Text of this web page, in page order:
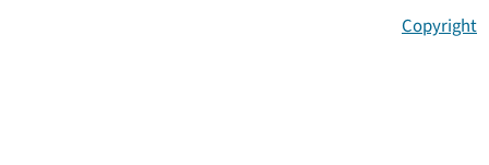
Copyright